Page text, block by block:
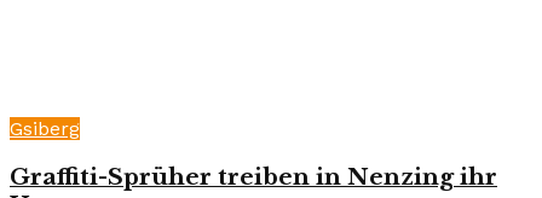
Gsiberg
Graffiti-Sprüher treiben in Nenzing ihr